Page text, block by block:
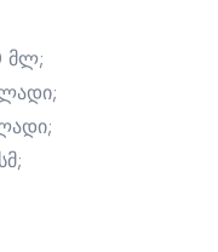
მლ;